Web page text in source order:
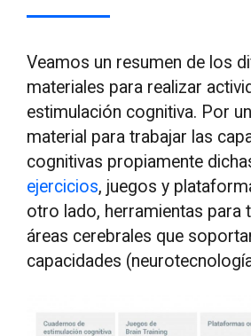
Veamos un resumen de los
materiales para realizar
estimulación cognitiva. Por
material para trabajar las
cognitivas propiamente
ejercicios, juegos y
otro lado, herramientas para
áreas cerebrales que
capacidades